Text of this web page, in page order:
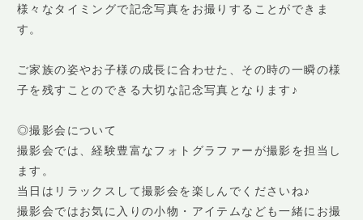
様々なタイミングで記念写真をお撮りすることができま
す。
ご家族の姿やお子様の成長に合わせた、その時の一瞬の様
子を残すことのできる大切な記念写真となります♪
◎撮影会について
撮影会では、経験豊富なフォトグラファーが撮影を担当し
ます。
当日はリラックスして撮影会を楽しんでくださいね♪
撮影会ではお気に入りの小物・アイテムなども一緒にお撮